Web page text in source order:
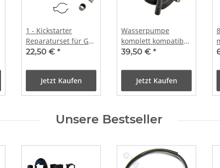
1 - Kickstarter
Reparaturset für GY6
4-Takt 50ccm
Kickstarterwelle,
Ritzel, Feder &
Kickstarterarm
22,50 € *
Jetzt Kaufen
Wasserpumpe
komplett kompatibel
für Peugeot stehend
E1, E2, 307 WRC, X-
Fight 50, LC,
wassergekühlt
39,50 € *
Jetzt Kaufen
Unsere Bestseller